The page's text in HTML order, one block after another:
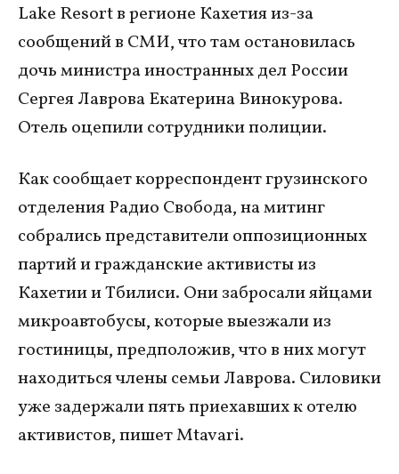
Lake Resort в регионе Кахетия из-за
сообщений в СМИ, что там остановилась
дочь министра иностранных дел России
Сергея Лаврова Екатерина Винокурова.
Отель оцепили сотрудники полиции.
Как сообщает корреспондент грузинского
отделения Радио Свобода, на митинг
собрались представители оппозиционных
партий и гражданские активисты из
Кахетии и Тбилиси. Они забросали яйцами
микроавтобусы, которые выезжали из
гостиницы, предположив, что в них могут
находиться члены семьи Лаврова. Силовики
уже задержали пять приехавших к отелю
активистов, пишет Mtavari.